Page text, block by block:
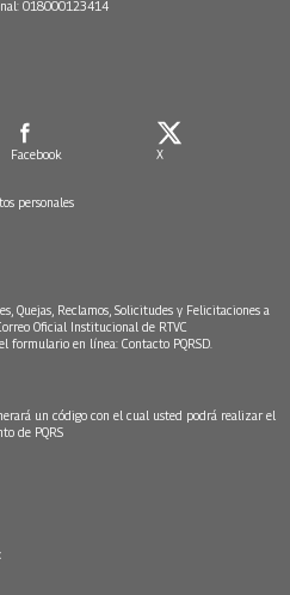
018000123414
Facebook X
personales
Quejas, Reclamos, Solicitudes y Felicitaciones a
Oficial Institucional de RTVC
formulario en línea: Contacto PQRSD.
un código con el cual usted podrá realizar el
de PQRS